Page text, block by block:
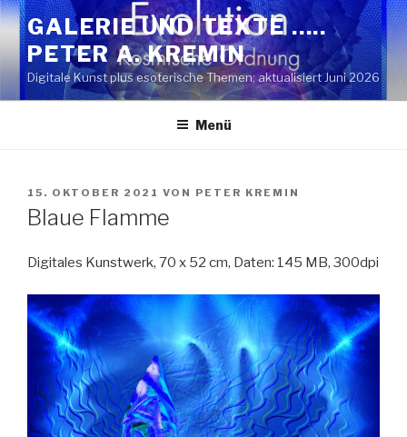
Zum
Inhalt
springen
GALERIE UND TEXTE …..
PETER A. KREMIN
Digitale Kunst plus esoterische Themen; aktualisiert Juni 2026
Menü
VERÖFFENTLICHT
AM
15. OKTOBER 2021 VON PETER KREMIN
Blaue Flamme
Digitales Kunstwerk, 70 x 52 cm, Daten: 145 MB, 300dpi